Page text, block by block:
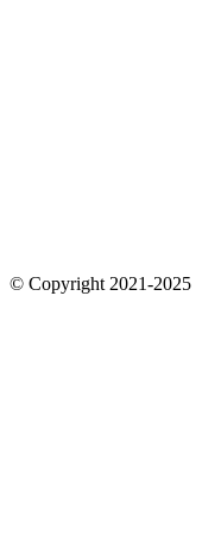
© Copyright 2021-2025